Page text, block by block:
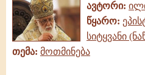
ავტორი:
წყარო:
სიტყვანი
თემა: მოთმინება